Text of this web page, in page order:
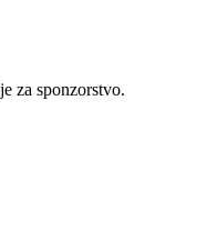
za sponzorstvo.